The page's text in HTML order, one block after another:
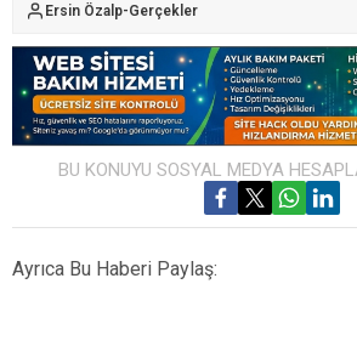
Ersin Özalp-Gerçekler
BU KONUYU SOSYAL MEDYA
Ayrıca Bu Haberi Paylaş: